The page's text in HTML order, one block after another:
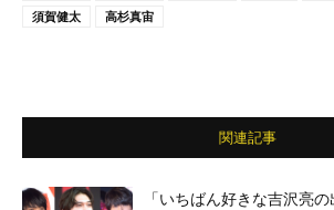
須賀健太
高杉真宙
関連記事
「いちばん好きな吉沢亮